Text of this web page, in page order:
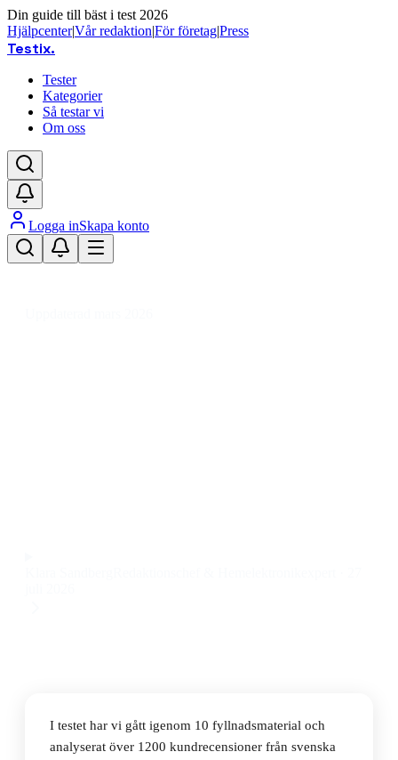
Din guide till bäst i test 2026
Hjälpcenter|Vår redaktion|För företag|Press
Testix.
Tester
Kategorier
Så testar vi
Om oss
Logga inSkapa konto
I testet har vi gått igenom 10 fyllnadsmaterial och
analyserat över 1200 kundrecensioner från svenska